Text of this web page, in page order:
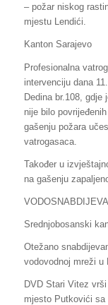
– požar niskog
mjestu Lendići.
Kanton Sarajevo
Profesionalna
intervenciju dana
Dedina br.108, gdje
nije bilo
gašenju požara
vatrogasaca.
Također u
na gašenju
Srednjobosanski
Otežano
vodovodnoj mreži u
DVD Stari Vitez
mjesto Putkovići sa